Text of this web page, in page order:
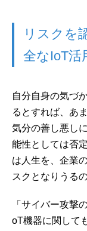
リスクを
全なIoT活
自分自身の気づ
るとすれば、あ
気分の善し悪し
能性としては否
は人生を、企業
スクとなりうる
「サイバー攻撃
oT機器に関して